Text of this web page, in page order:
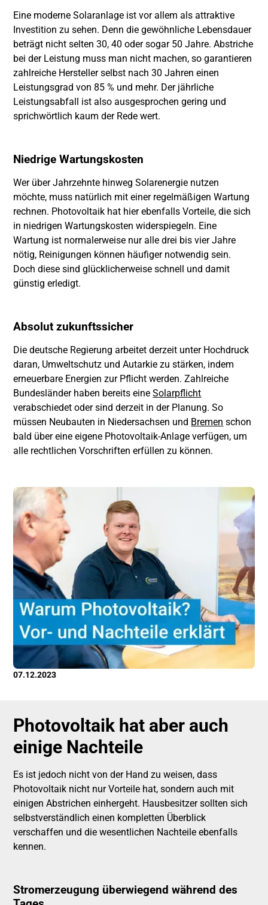
Eine moderne Solaranlage ist vor allem als attraktive
Investition zu sehen. Denn die gewöhnliche Lebensdauer
beträgt nicht selten 30, 40 oder sogar 50 Jahre. Abstriche
bei der Leistung muss man nicht machen, so garantieren
zahlreiche Hersteller selbst nach 30 Jahren einen
Leistungsgrad von 85 % und mehr. Der jährliche
Leistungsabfall ist also ausgesprochen gering und
sprichwörtlich kaum der Rede wert.
Niedrige Wartungskosten
Wer über Jahrzehnte hinweg Solarenergie nutzen
möchte, muss natürlich mit einer regelmäßigen Wartung
rechnen. Photovoltaik hat hier ebenfalls Vorteile, die sich
in niedrigen Wartungskosten widerspiegeln. Eine
Wartung ist normalerweise nur alle drei bis vier Jahre
nötig, Reinigungen können häufiger notwendig sein.
Doch diese sind glücklicherweise schnell und damit
günstig erledigt.
Absolut zukunftssicher
Die deutsche Regierung arbeitet derzeit unter Hochdruck
daran, Umweltschutz und Autarkie zu stärken, indem
erneuerbare Energien zur Pflicht werden. Zahlreiche
Bundesländer haben bereits eineSolarpflicht
verabschiedet oder sind derzeit in der Planung. So
müssen Neubauten in Niedersachsen und Bremen schon
bald über eine eigene Photovoltaik-Anlage verfügen, um
alle rechtlichen Vorschriften erfüllen zu können.
07.12.2023
Photovoltaik hat aber auch
einige Nachteile
Es ist jedoch nicht von der Hand zu weisen, dass
Photovoltaik nicht nur Vorteile hat, sondern auch mit
einigen Abstrichen einhergeht. Hausbesitzer sollten sich
selbstverständlich einen kompletten Überblick
verschaffen und die wesentlichen Nachteile ebenfalls
kennen.
Stromerzeugung überwiegend während des